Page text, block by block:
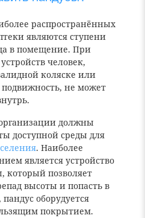
распространённых
являются ступени
в помещение. При
человек,
коляске или
не может
должны
доступной среды для
. Наиболее
является устройство
который позволяет
высоты и попасть в
оборудуется
покрытием.